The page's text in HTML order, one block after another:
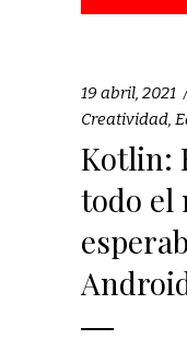
19 abril, 2021
Creatividad,
Kotlin:
todo el